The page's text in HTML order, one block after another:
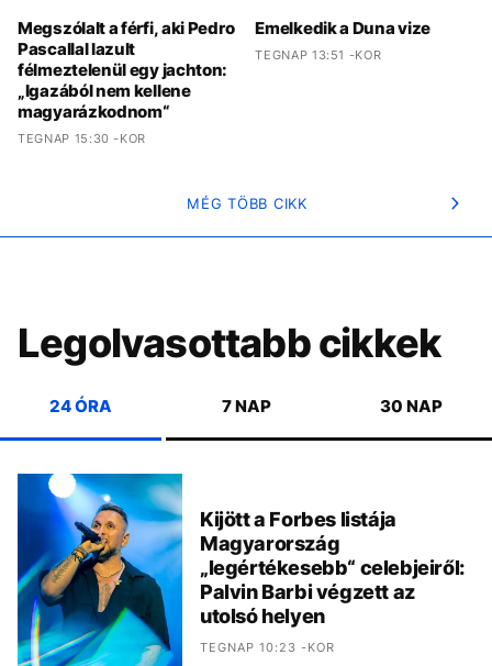
Megszólalt a férfi, aki Pedro
Pascallal lazult
félmeztelenül egy jachton:
„Igazából nem kellene
magyarázkodnom“
TEGNAP 15:30 -KOR
Emelkedik a Duna vize
TEGNAP 13:51 -KOR
MÉG TÖBB CIKK
Legolvasottabb cikkek
24 ÓRA 7 NAP 30 NAP
Kijött a Forbes listája
Magyarország
„legértékesebb“ celebjeiről:
Palvin Barbi végzett az
utolsó helyen
TEGNAP 10:23 -KOR